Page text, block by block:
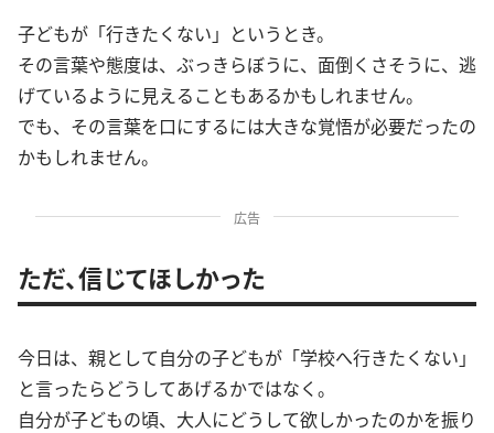
子どもが「行きたくない」というとき。
その言葉や態度は、ぶっきらぼうに、面倒くさそうに、逃
げているように見えることもあるかもしれません。
でも、その言葉を口にするには大きな覚悟が必要だったの
かもしれません。
広告
ただ、信じてほしかった
今日は、親として自分の子どもが「学校へ行きたくない」
と言ったらどうしてあげるかではなく。
自分が子どもの頃、大人にどうして欲しかったのかを振り